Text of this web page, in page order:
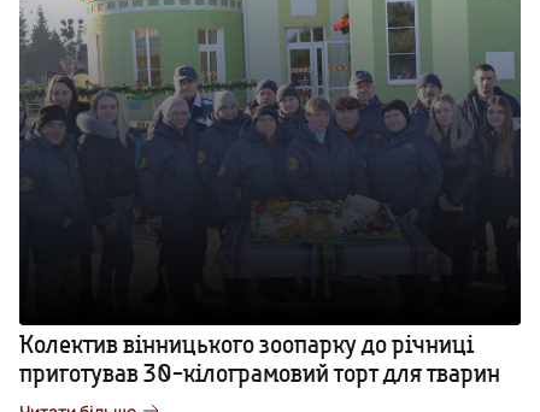
Колектив вінницького зоопарку до річниці
приготував 30-кілограмовий торт для тварин